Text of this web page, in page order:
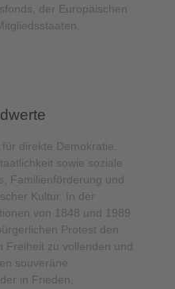
der Europäischen
direkte Demokratie,
sowie soziale
Familienförderung und
Kultur. In der
von 1848 und 1989
Protest den
Freiheit zu vollenden und
souveräne
in Frieden,